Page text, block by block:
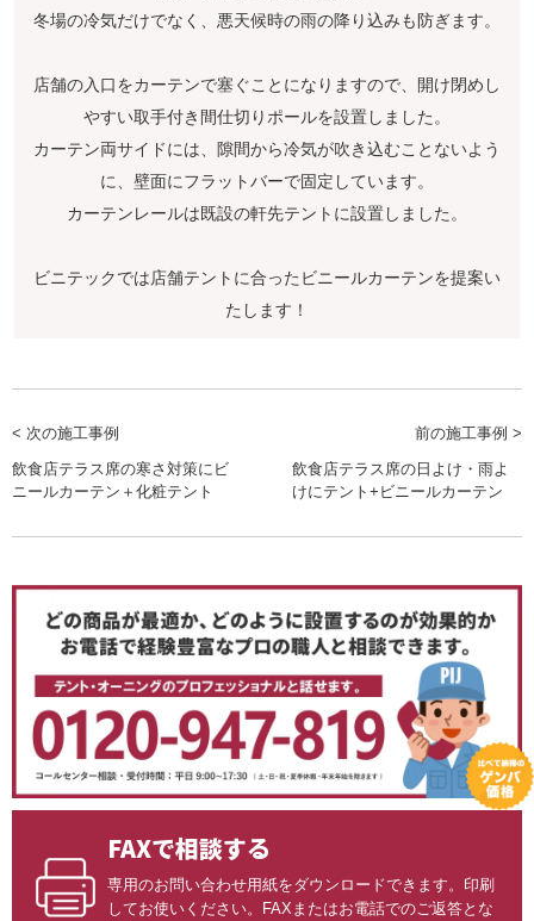
冬場の冷気だけでなく、悪天候時の雨の降り込みも防ぎます。
店舗の入口をカーテンで塞ぐことになりますので、開け閉めし
やすい取手付き間仕切りポールを設置しました。
カーテン両サイドには、隙間から冷気が吹き込むことないよう
に、壁面にフラットバーで固定しています。
カーテンレールは既設の軒先テントに設置しました。
ビニテックでは店舗テントに合ったビニールカーテンを提案い
たします！
< 次の施工事例
飲食店テラス席の寒さ対策にビ
ニールカーテン＋化粧テント
前の施工事例 >
飲食店テラス席の日よけ・雨よ
けにテント+ビニールカーテン
FAXで相談する
専用のお問い合わせ用紙をダウンロードできます。印刷
してお使いください。FAXまたはお電話でのご返答とな